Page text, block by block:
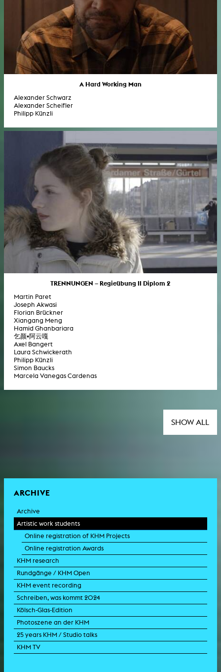
A Hard Working Man
Alexander Schwarz
Alexander Scheifler
Philipp Künzli
TRENNUNGEN – Regieübung II Diplom 2
Martin Paret
Joseph Akwasi
Florian Brückner
Xiangang Meng
Hamid Ghanbariara
乞颜•阿云嘎
Axel Bangert
Laura Schwickerath
Philipp Künzli
Simon Baucks
Marcela Vanegas Cardenas
SHOW ALL
ARCHIVE
Archive
Artistic work students
Online registration of KHM Projects
Online registration Awards
KHM research
Rundgänge / KHM Open
KHM event recording
Schreiben, was kommt 2024
Kölsch-Glas-Edition
Photoszene an der KHM
25 years KHM / Studio talks
KHM TV